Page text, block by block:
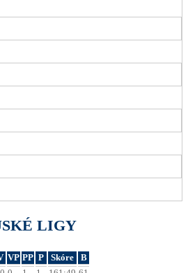
LIGY
VP PP P Skóre
B